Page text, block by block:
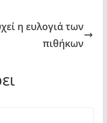
η ευλογιά των
πιθήκων